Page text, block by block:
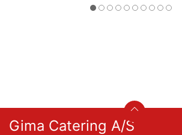
Gima Catering A/S